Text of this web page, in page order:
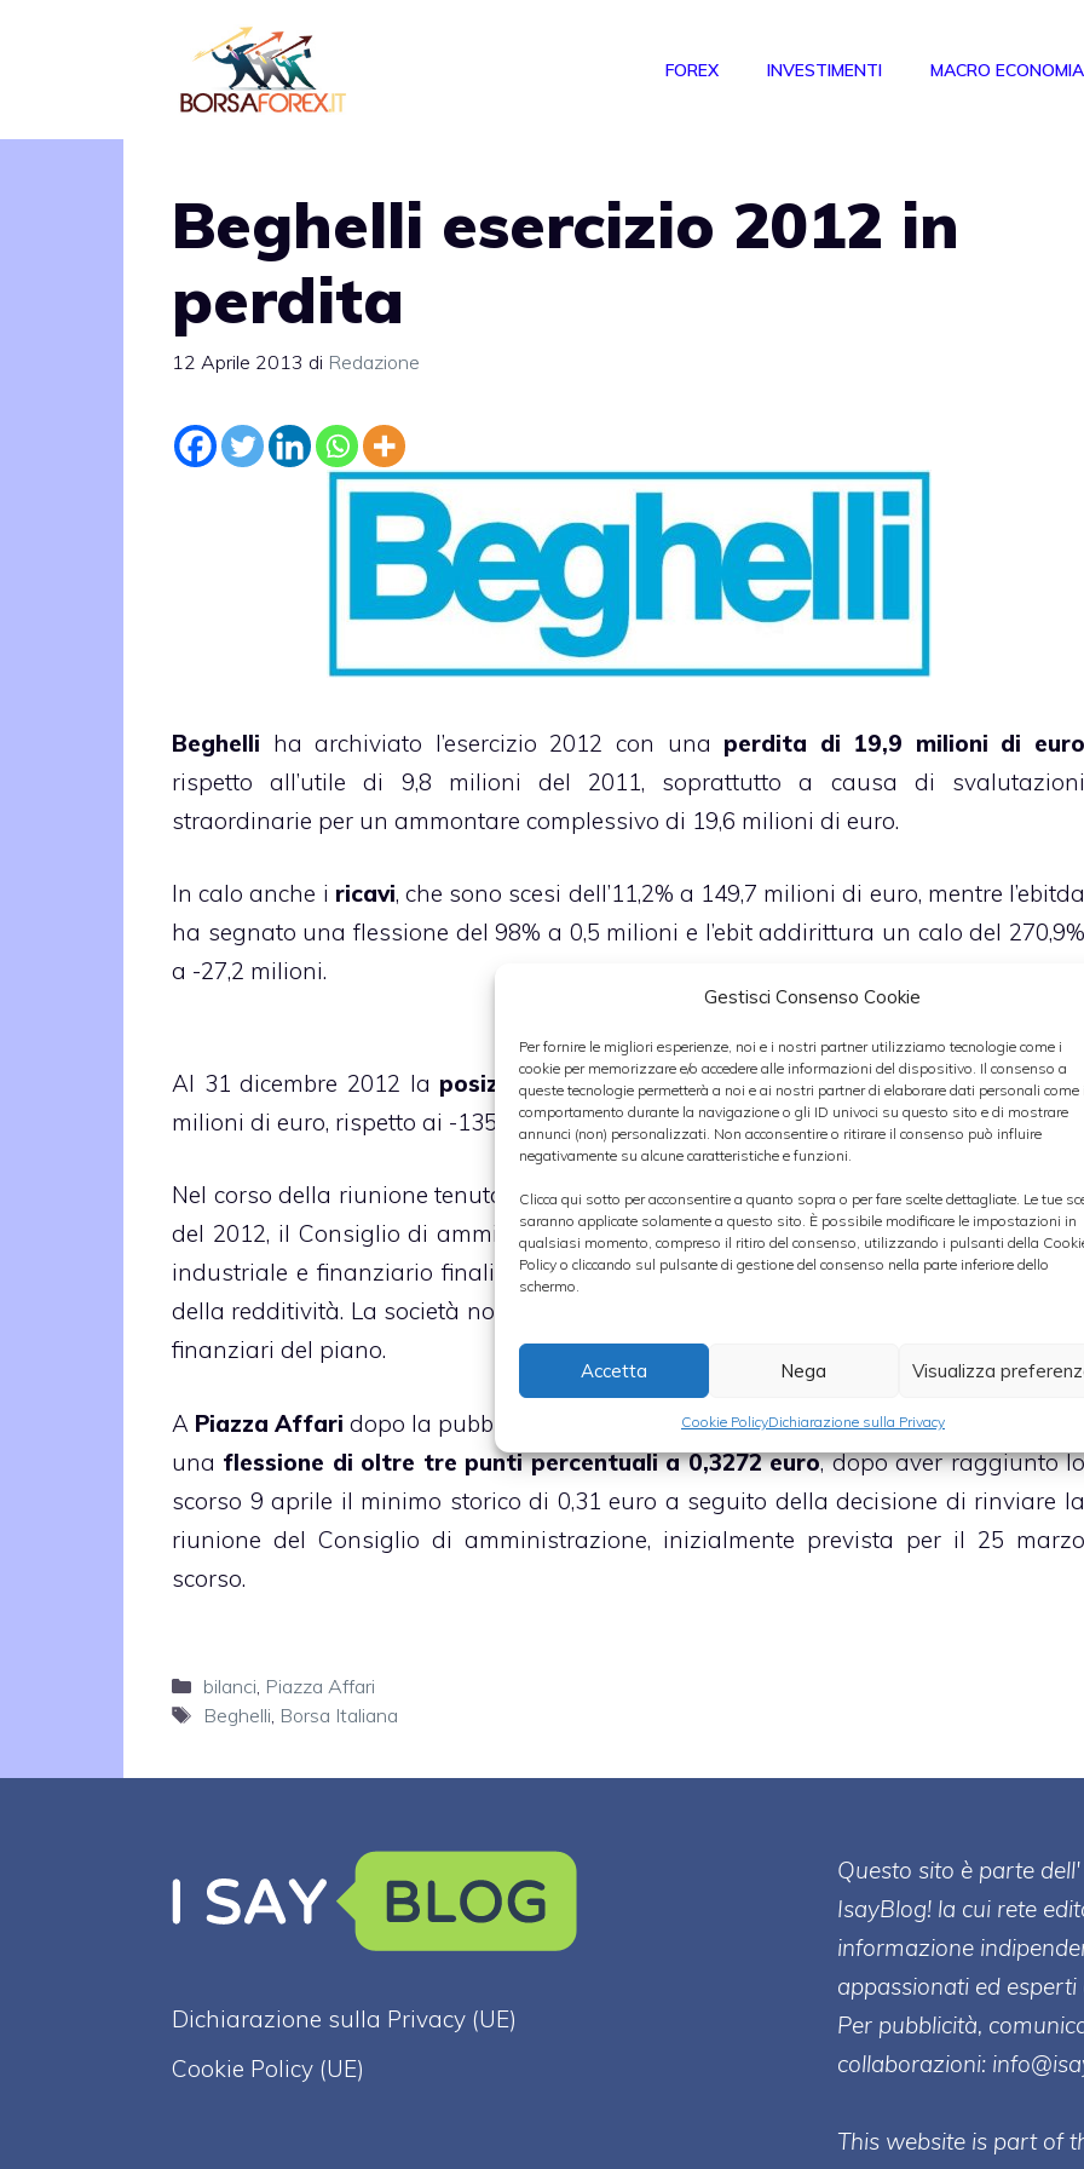
Gestisci Consenso Cookie
Per fornire le migliori esperienze, noi e i nostri partner utilizziamo tecnologie come i
cookie per memorizzare e/o accedere alle informazioni del dispositivo. Il consenso a
queste tecnologie permetterà a noi e ai nostri partner di elaborare dati personali come
comportamento durante la navigazione o gli ID univoci su questo sito e di mostrare
annunci (non) personalizzati. Non acconsentire o ritirare il consenso può influire
negativamente su alcune caratteristiche e funzioni.
Clicca qui sotto per acconsentire a quanto sopra o per fare scelte dettagliate. Le tue
saranno applicate solamente a questo sito. È possibile modificare le impostazioni in
qualsiasi momento, compreso il ritiro del consenso, utilizzando i pulsanti della
Policy o cliccando sul pulsante di gestione del consenso nella parte inferiore dello
schermo.
Accetta Nega Visualizza
Cookie PolicyDichiarazione sulla Privacy
FOREX INVESTIMENTI MACRO ECONOMIA
Beghelli esercizio 2012 in
perdita
12 Aprile 2013 di Redazione
Beghelli ha archiviato l’esercizio 2012 con una perdita di 19,9 milioni di euro
rispetto all’utile di 9,8 milioni del 2011, soprattutto a causa di svalutazioni
straordinarie per un ammontare complessivo di 19,6 milioni di euro.
In calo anche i ricavi, che sono scesi dell’11,2% a 149,7 milioni di euro, mentre l’ebitda
ha segnato una flessione del 98% a 0,5 milioni e l’ebit addirittura un calo del 270,9%
a -27,2 milioni.
Al 31 dicembre 2012 la posizione finanziaria nettaè risultata negativa per 136,4
milioni di euro, rispetto ai -135,8 milioni registrati a fine 2011.
Nel corso della riunione tenuta oggi, oltre ad approvare i risultati realizzati nel corso
del 2012, il Consiglio di amministrazione di Beghelli ha anche approvato un piano
industriale e finanziario finalizzato alriequilibrio dell’indebitamentoe al recupero
della redditività. La società non ha però fornito alcun dettaglio in merito agli obiettivi
finanziari del piano.
A Piazza Affari dopo la pubblicazione dei dati relativi al 2012 il titolo Beghelli segna
una flessione di oltre tre punti percentuali a 0,3272 euro, dopo aver raggiunto
scorso 9 aprile il minimo storico di 0,31 euro a seguito della decisione di rinviare la
riunione del Consiglio di amministrazione, inizialmente prevista per il 25 marzo
scorso.
Categorie
bilanci Piazza Affari
Tag
Beghelli Borsa Italiana
Dichiarazione sulla Privacy (UE)
Cookie Policy (UE)
Questo sito è parte
IsayBlog! la cui rete
informazione
appassionati ed esperti
Per pubblicità,
collaborazioni:
This website is part of